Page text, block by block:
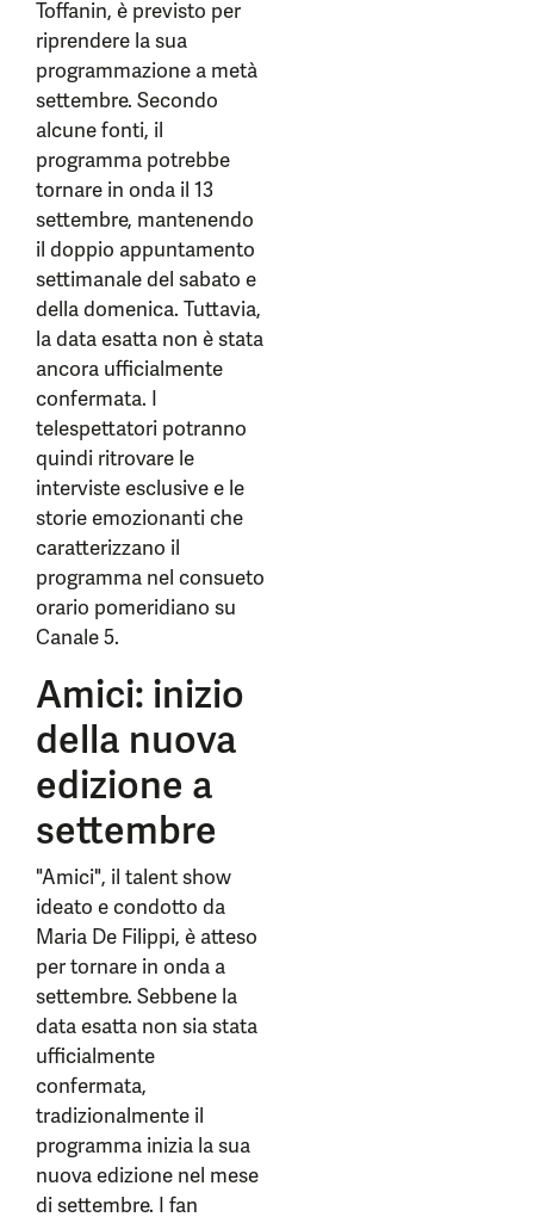
Toffanin, è previsto per
riprendere la sua
programmazione a metà
settembre. Secondo
alcune fonti, il
programma potrebbe
tornare in onda il 13
settembre, mantenendo
il doppio appuntamento
settimanale del sabato e
della domenica. Tuttavia,
la data esatta non è stata
ancora ufficialmente
confermata. I
telespettatori potranno
quindi ritrovare le
interviste esclusive e le
storie emozionanti che
caratterizzano il
programma nel consueto
orario pomeridiano su
Canale 5.
Amici: inizio
della nuova
edizione a
settembre
"Amici", il talent show
ideato e condotto da
Maria De Filippi, è atteso
per tornare in onda a
settembre. Sebbene la
data esatta non sia stata
ufficialmente
confermata,
tradizionalmente il
programma inizia la sua
nuova edizione nel mese
di settembre. I fan